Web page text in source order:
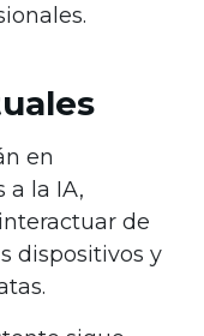
en
a la IA,
de
dispositivos y